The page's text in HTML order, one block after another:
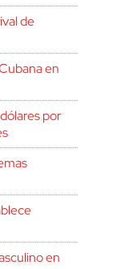
de
en
por
en